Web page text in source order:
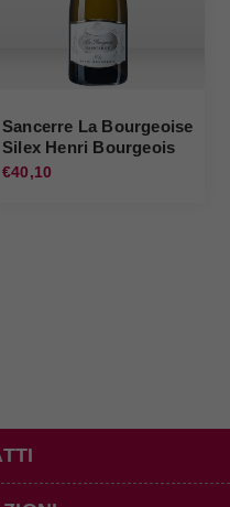
Sancerre La Bourgeoise
Silex Henri Bourgeois
€40,10